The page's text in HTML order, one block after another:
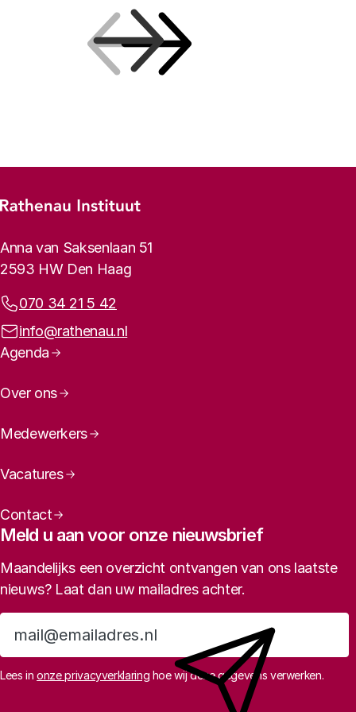
Footer-menu
Rathenau logo, naar de homepage
Contactinformatie
Anna van Saksenlaan 51
2593 HW Den Haag
Telefoonnummer:
070 34 21 5 42
E-mailadres:
info@rathenau.nl
Paginanavigatie
Agenda
Over ons
Medewerkers
Vacatures
Contact
Meld u aan voor onze nieuwsbrief
Maandelijks een overzicht ontvangen van ons laatste
nieuws? Laat dan uw mailadres achter.
Aanmelden
Lees inonze privacyverklaring hoe wij deze gegevens verwerken.